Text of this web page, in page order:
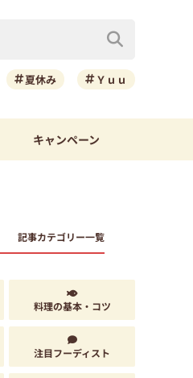
夏休み Ｙｕｕ
キャンペーン
記事カテゴリー一覧
料理の基本・コツ
注目フーディスト